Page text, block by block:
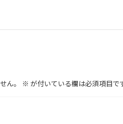
ん。 ※ が付いている欄は必須項目で